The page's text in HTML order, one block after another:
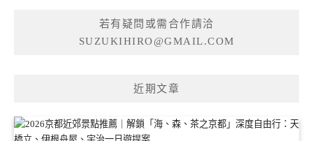
若有疑問或需合作請洽
SUZUKIHIRO@GMAIL.COM
近期文章